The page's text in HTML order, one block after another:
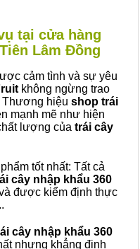
tại cửa hàng
Lâm Đồng
cảm tình và sự yêu
không ngừng trao
Thương hiệu shop trái
mạnh mẽ như hiện
lượng của trái cây
tốt nhất: Tất cả
cây nhập khẩu 360
được kiểm định thực
cây nhập khẩu 360
nhưng khẳng định